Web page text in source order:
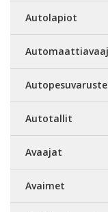
Autolapiot
Autotallit
Avaajat
Avaimet